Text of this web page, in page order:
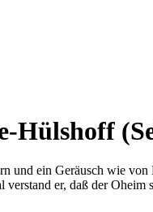
Hülshoff
und ein Geräusch wie
er, daß der Oheim